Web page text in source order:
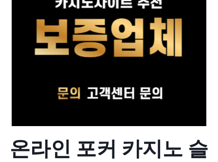
온라인 포커 카지노 슬